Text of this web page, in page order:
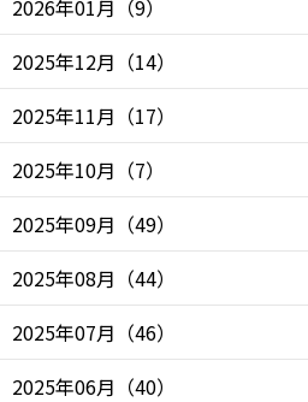
2026年01月 （9）
2025年12月 （14）
2025年11月 （17）
2025年10月 （7）
2025年09月 （49）
2025年08月 （44）
2025年07月 （46）
2025年06月 （40）